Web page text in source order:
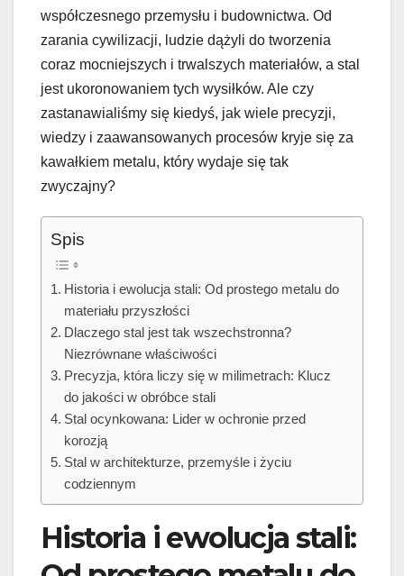
współczesnego przemysłu i budownictwa. Od
zarania cywilizacji, ludzie dążyli do tworzenia
coraz mocniejszych i trwalszych materiałów, a stal
jest ukoronowaniem tych wysiłków. Ale czy
zastanawialiśmy się kiedyś, jak wiele precyzji,
wiedzy i zaawansowanych procesów kryje się za
kawałkiem metalu, który wydaje się tak
zwyczajny?
Spis
Historia i ewolucja stali: Od prostego metalu do
materiału przyszłości
Dlaczego stal jest tak wszechstronna?
Niezrównane właściwości
Precyzja, która liczy się w milimetrach: Klucz
do jakości w obróbce stali
Stal ocynkowana: Lider w ochronie przed
korozją
Stal w architekturze, przemyśle i życiu
codziennym
Historia i ewolucja stali: